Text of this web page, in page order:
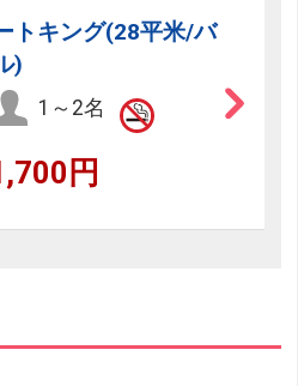
トキング(28平米/バ
)
1～2名
円